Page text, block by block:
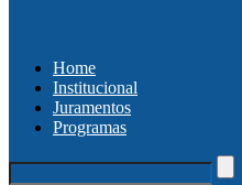
Home
Institucional
Juramentos
Programas